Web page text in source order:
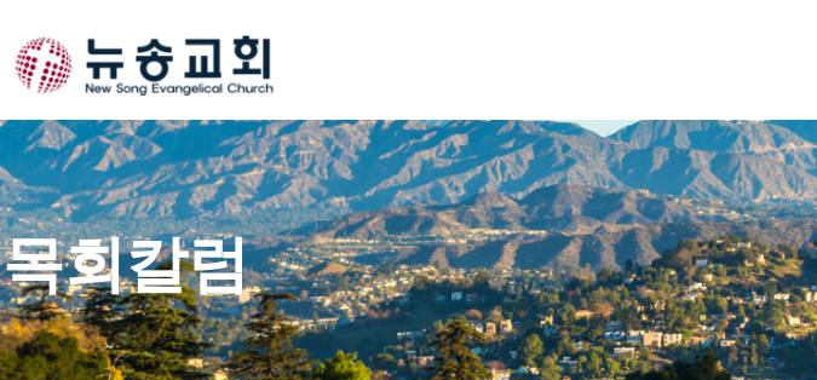
to
content
목회칼럼